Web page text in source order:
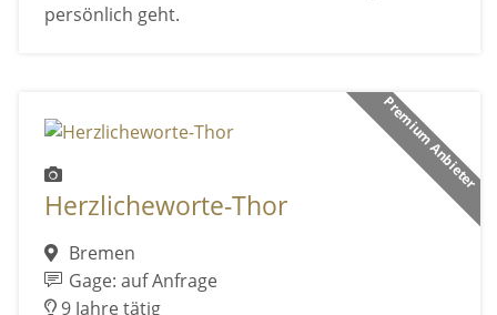
persönlich geht.
Premium Anbieter
Herzlicheworte-Thor
Bremen
Gage: auf Anfrage
9 Jahre tätig